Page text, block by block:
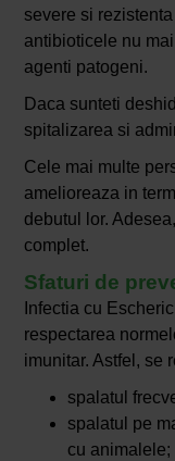
severe si
antibioticele nu
agenti patogeni.
Daca sunteti
spitalizarea si
Cele mai multe
amelioreaza in
debutul lor.
complet.
Sfaturi de
Infectia cu
respectarea
imunitar. Astfel, se
spalatul
spalatul pe
cu animalele;